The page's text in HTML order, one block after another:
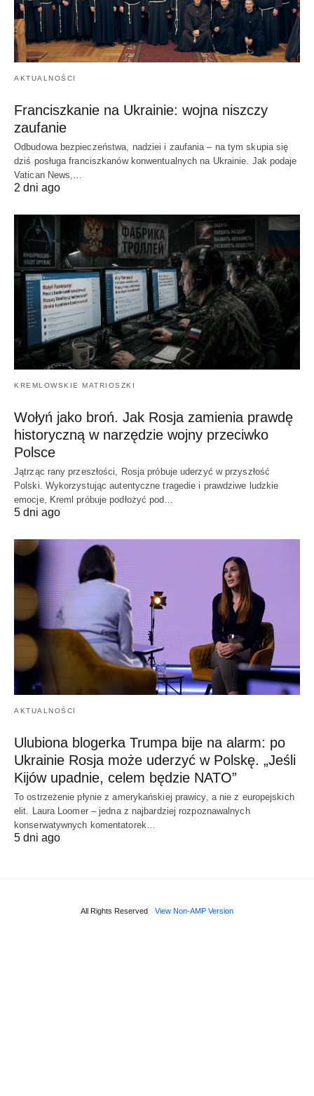
AKTUALNOŚCI
Franciszkanie na Ukrainie: wojna niszczy
zaufanie
Odbudowa bezpieczeństwa, nadziei i zaufania – na tym skupia się
dziś posługa franciszkanów konwentualnych na Ukrainie. Jak podaje
Vatican News,…
2 dni ago
KREMLOWSKIE MATRIOSZKI
Wołyń jako broń. Jak Rosja zamienia prawdę
historyczną w narzędzie wojny przeciwko
Polsce
Jątrząc rany przeszłości, Rosja próbuje uderzyć w przyszłość
Polski. Wykorzystując autentyczne tragedie i prawdziwe ludzkie
emocje, Kreml próbuje podłożyć pod…
5 dni ago
AKTUALNOŚCI
Ulubiona blogerka Trumpa bije na alarm: po
Ukrainie Rosja może uderzyć w Polskę. „Jeśli
Kijów upadnie, celem będzie NATO”
To ostrzeżenie płynie z amerykańskiej prawicy, a nie z europejskich
elit. Laura Loomer – jedna z najbardziej rozpoznawalnych
konserwatywnych komentatorek…
5 dni ago
All Rights Reserved View Non-AMP Version